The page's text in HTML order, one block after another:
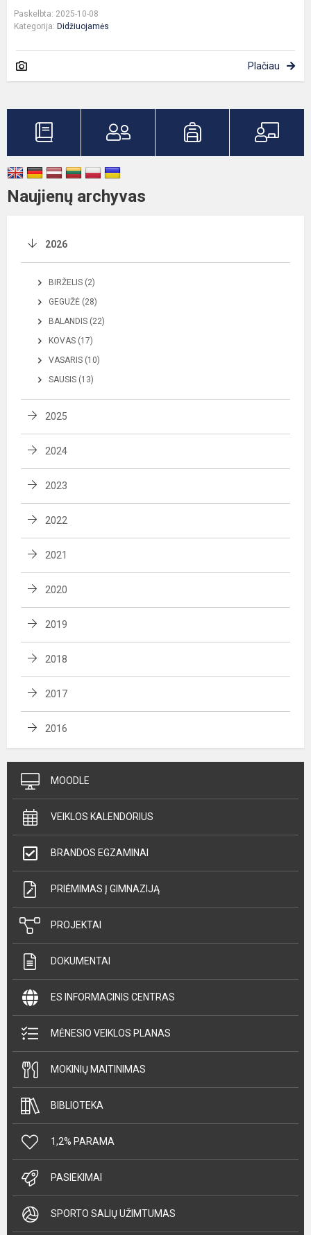
Paskelbta: 2025-10-08
Kategorija: Didžiuojamės
Plačiau
Naujienų archyvas
2026
BIRŽELIS (2)
GEGUŽĖ (28)
BALANDIS (22)
KOVAS (17)
VASARIS (10)
SAUSIS (13)
2025
2024
2023
2022
2021
2020
2019
2018
2017
2016
MOODLE
VEIKLOS KALENDORIUS
BRANDOS EGZAMINAI
PRIĖMIMAS Į GIMNAZIJĄ
PROJEKTAI
DOKUMENTAI
ES INFORMACINIS CENTRAS
MĖNESIO VEIKLOS PLANAS
MOKINIŲ MAITINIMAS
BIBLIOTEKA
1,2% PARAMA
PASIEKIMAI
SPORTO SALIŲ UŽIMTUMAS